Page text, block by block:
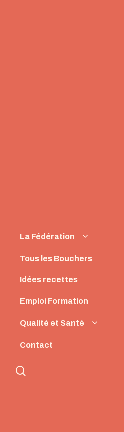
La Fédération
Instances
Tous les Bouchers
Idées recettes
Emploi Formation
Qualité et Santé
Origine et Qualité
Contact